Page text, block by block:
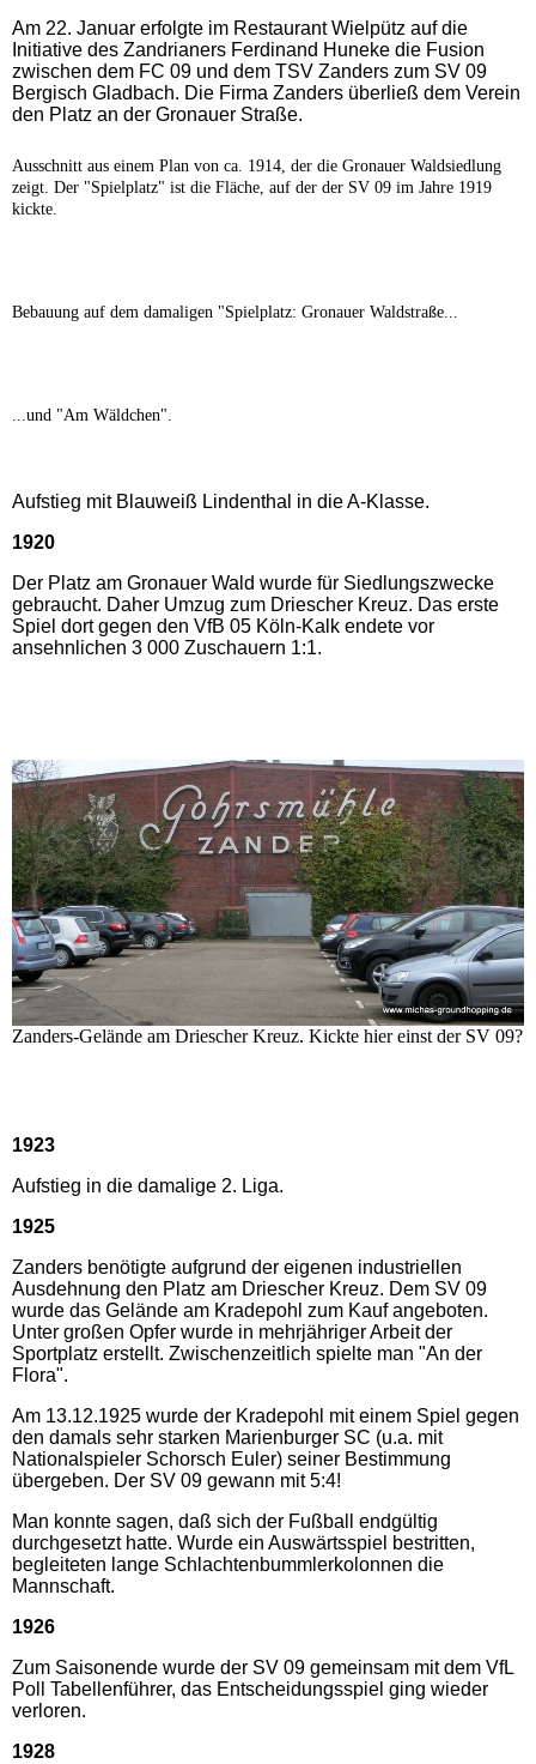
Am 22. Januar erfolgte im Restaurant Wielpütz auf die
Initiative des Zandrianers Ferdinand Huneke die Fusion
zwischen dem FC 09 und dem TSV Zanders zum SV 09
Bergisch Gladbach. Die Firma Zanders überließ dem Verein
den Platz an der Gronauer Straße.
Ausschnitt aus einem Plan von ca. 1914, der die Gronauer Waldsiedlung
zeigt. Der "Spielplatz" ist die Fläche, auf der der SV 09 im Jahre 1919
kickte.
Bebauung auf dem damaligen "Spielplatz: Gronauer Waldstraße...
...und "Am Wäldchen".
Aufstieg mit Blauweiß Lindenthal in die A-Klasse.
1920
Der Platz am Gronauer Wald wurde für Siedlungszwecke
gebraucht. Daher Umzug zum Driescher Kreuz. Das erste
Spiel dort gegen den VfB 05 Köln-Kalk endete vor
ansehnlichen 3 000 Zuschauern 1:1.
Zanders-Gelände am Driescher Kreuz. Kickte hier einst der SV 09?
1923
Aufstieg in die damalige 2. Liga.
1925
Zanders benötigte aufgrund der eigenen industriellen
Ausdehnung den Platz am Driescher Kreuz. Dem SV 09
wurde das Gelände am Kradepohl zum Kauf angeboten.
Unter großen Opfer wurde in mehrjähriger Arbeit der
Sportplatz erstellt. Zwischenzeitlich spielte man "An der
Flora".
Am 13.12.1925 wurde der Kradepohl mit einem Spiel gegen
den damals sehr starken Marienburger SC (u.a. mit
Nationalspieler Schorsch Euler) seiner Bestimmung
übergeben. Der SV 09 gewann mit 5:4!
Man konnte sagen, daß sich der Fußball endgültig
durchgesetzt hatte. Wurde ein Auswärtsspiel bestritten,
begleiteten lange Schlachtenbummlerkolonnen die
Mannschaft.
1926
Zum Saisonende wurde der SV 09 gemeinsam mit dem VfL
Poll Tabellenführer, das Entscheidungsspiel ging wieder
verloren.
1928